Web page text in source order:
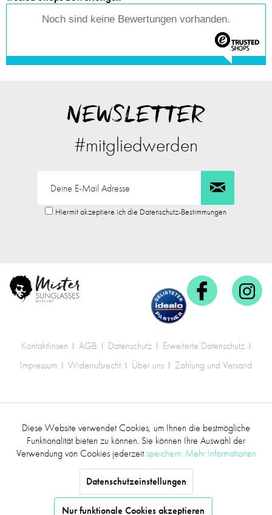
Noch sind keine Bewertungen vorhanden.
NEWSLETTER
#mitgliedwerden
Hiermit akzeptiere ich die Datenschutz-Bestimmungen
Kontaktlinsen AGB Datenschutz
Erweiterte Datenschutz
Impressum
Widerrufsrecht Über uns Zahlung und Versand
Versandkosten.
Funktionale Aktiv
Inaktiv
Diese Website verwendet Cookies, um Ihnen die bestmögliche
Funktionalität bieten zu können. Sie können Ihre Auswahl der
Verwendung von Cookies jederzeitspeichern. Mehr Informationen
Datenschutzeinstellungen
Nur funktionale Cookies akzeptieren